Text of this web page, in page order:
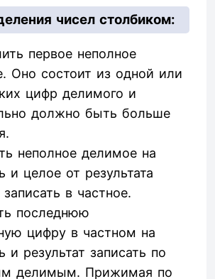
чисел столбиком:
первое неполное
Оно состоит из одной или
цифр делимого и
должно быть больше
неполное делимое на
и целое от результата
в частное.
последнюю
цифру в частном на
и результат записать по
делимым. Прижимая по